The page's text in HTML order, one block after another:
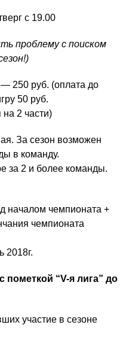
с 19.00
проблему с поиском
250 руб. (оплата до
50 руб.
2 части)
За сезон возможен
в команду.
за 2 и более команды.
началом чемпионата +
чемпионата
2018г.
с пометкой “V-я лига” до
участие в сезоне